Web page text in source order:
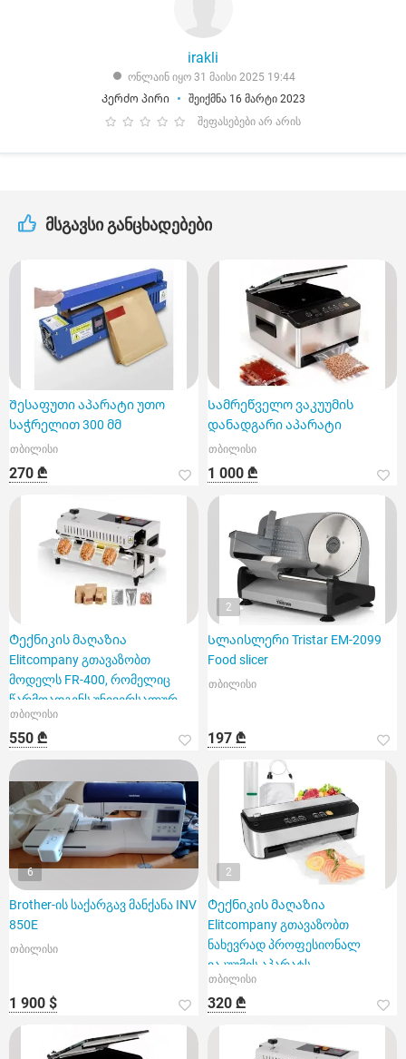
irakli
ონლაინ იყო 31 მაისი 2025 19:44
Კერძო პირი
შეიქმნა 16 მარტი 2023
შეფასებები არ არის
მსგავსი განცხადებები
Შესაფუთი აპარატი უთო
საჭრელით 300 მმ
თბილისი
270 ₾
Სამრეწველო ვაკუუმის
დანადგარი აპარატი
თბილისი
1 000 ₾
Ტექნიკის მაღაზია
Elitcompany გთავაზობთ
მოდელს FR-400, რომელიც
წარმოადგენს უნივერსალურ
სამრეწველო შეს
თბილისი
550 ₾
2
Სლაისლერი Tristar EM-2099
Food slicer
თბილისი
197 ₾
6
Brother-ის საქარგავ მანქანა INV
850E
თბილისი
1 900 $
2
Ტექნიკის მაღაზია
Elitcompany გთავაზობთ
ნახევრად პროფესიონალ
ვაკუუმის აპარატს
თბილისი
320 ₾